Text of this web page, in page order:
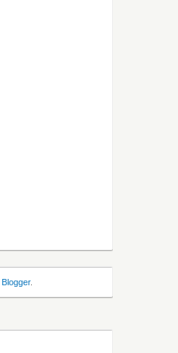
Blogger.